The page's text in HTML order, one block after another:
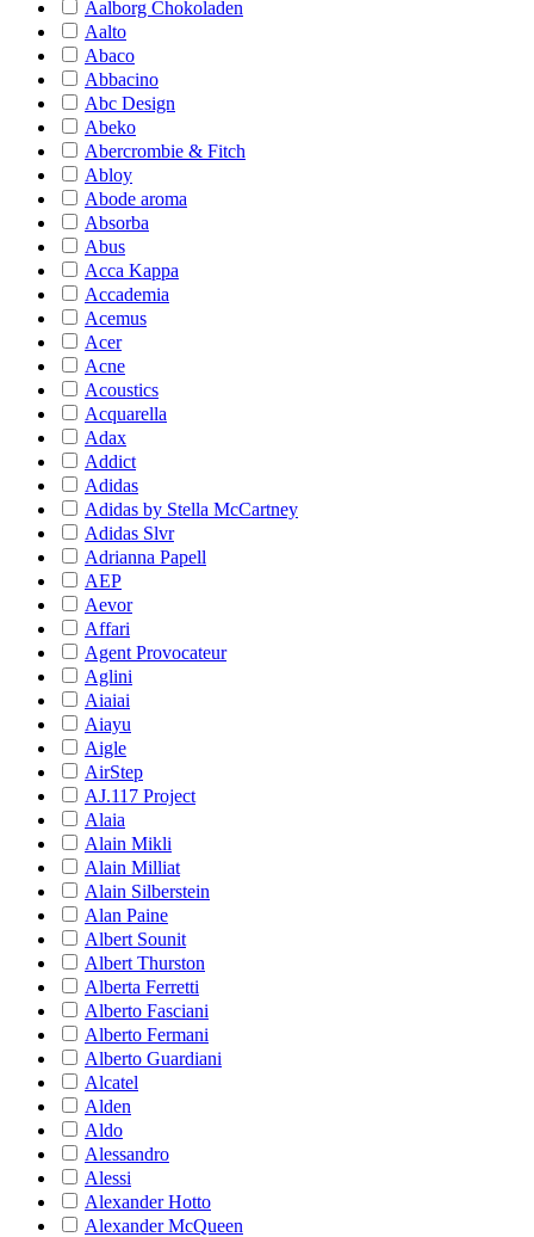
Aalborg Chokoladen
Aalto
Abaco
Abbacino
Abc Design
Abeko
Abercrombie & Fitch
Abloy
Abode aroma
Absorba
Abus
Acca Kappa
Accademia
Acemus
Acer
Acne
Acoustics
Acquarella
Adax
Addict
Adidas
Adidas by Stella McCartney
Adidas Slvr
Adrianna Papell
AEP
Aevor
Affari
Agent Provocateur
Aglini
Aiaiai
Aiayu
Aigle
AirStep
AJ.117 Project
Alaia
Alain Mikli
Alain Milliat
Alain Silberstein
Alan Paine
Albert Sounit
Albert Thurston
Alberta Ferretti
Alberto Fasciani
Alberto Fermani
Alberto Guardiani
Alcatel
Alden
Aldo
Alessandro
Alessi
Alexander Hotto
Alexander McQueen